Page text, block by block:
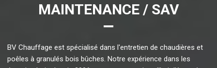
MAINTENANCE / SAV
BV Chauffage est spécialisé dans l'entretien de chaudières et
poêles à granulés bois bûches. Notre expérience dans les